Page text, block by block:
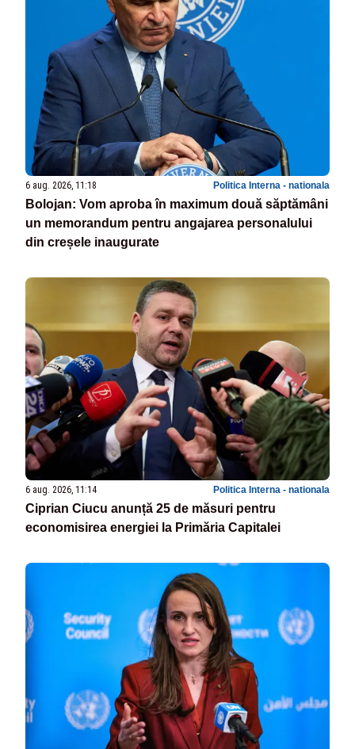
6 aug. 2026, 11:18 Politica Interna - nationala
Bolojan: Vom aproba în maximum două săptămâni
un memorandum pentru angajarea personalului
din creșele inaugurate
6 aug. 2026, 11:14 Politica Interna - nationala
Ciprian Ciucu anunță 25 de măsuri pentru
economisirea energiei la Primăria Capitalei